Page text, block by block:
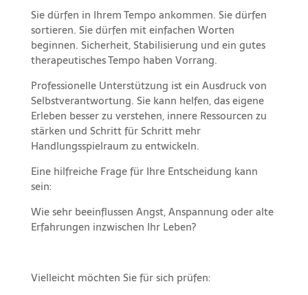
Sie dürfen in Ihrem Tempo ankommen. Sie dürfen
sortieren. Sie dürfen mit einfachen Worten
beginnen. Sicherheit, Stabilisierung und ein gutes
therapeutisches Tempo haben Vorrang.
Professionelle Unterstützung ist ein Ausdruck von
Selbstverantwortung. Sie kann helfen, das eigene
Erleben besser zu verstehen, innere Ressourcen zu
stärken und Schritt für Schritt mehr
Handlungsspielraum zu entwickeln.
Eine hilfreiche Frage für Ihre Entscheidung kann
sein:
Wie sehr beeinflussen Angst, Anspannung oder alte
Erfahrungen inzwischen Ihr Leben?
Vielleicht möchten Sie für sich prüfen: